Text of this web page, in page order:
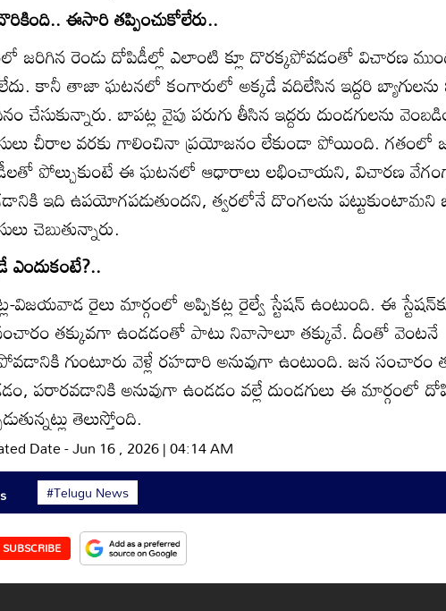
ఈసారి తప్పించుకోలేరు..
జరిగిన రెండు దోపిడీల్లో ఎలాంటి క్లూ దొరక్కపోవడంతో విచారణ
కానీ తాజా ఘటనలో కంగారులో అక్కడే వదిలేసిన ఇద్దరి బ్యాగులను
చేసుకున్నారు. బాపట్ల వైపు పరుగు తీసిన ఇద్దరు దుండగులను
చీరాల వరకు గాలించినా ప్రయోజనం లేకుండా పోయింది. గతంలో
పోల్చుకుంటే ఈ ఘటనలో ఆధారాలు లభించాయని, విచారణ
ఇది ఉపయోగపడుతుందని, త్వరలోనే దొంగలను పట్టుకుంటామని
చెబుతున్నారు.
ఎందుకంటే?..
విజయవాడ రైలు మార్గంలో అప్పికట్ల రైల్వే స్టేషన్‌ ఉంటుంది. ఈ
తక్కువగా ఉండడంతో పాటు నివాసాలూ తక్కువే. దీంతో వెంటనే
గుంటూరు వెళ్లే రహదారి అనువుగా ఉంటుంది. జన సంచారం
పరారవడానికి అనువుగా ఉండడం వల్లే దుండగులు ఈ మార్గంలో
తెలుస్తోంది.
Date - Jun 16 , 2026 | 04:14 AM
#Telugu News
SUBSCRIBE